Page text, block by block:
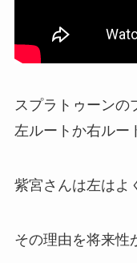
スプラトゥーンの
左ルートか右ルー
紫宮さんは左はよ
その理由を将来性